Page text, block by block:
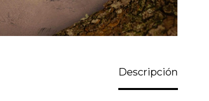
Descripción